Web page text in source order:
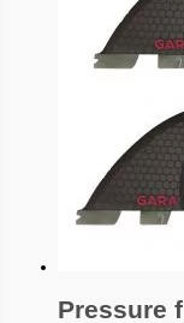
Pressure